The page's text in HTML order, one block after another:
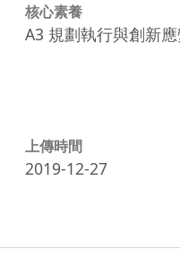
核心素養
A3 規劃執行與創新
上傳時間
2019-12-27